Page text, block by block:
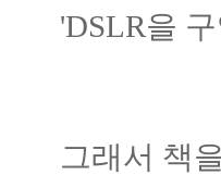
'DSLR을
그래서 책